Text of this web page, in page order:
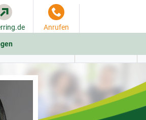
Anrufen